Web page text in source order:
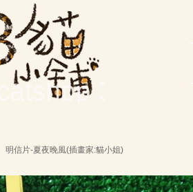
明信片-夏夜晚風(插畫家:貓小姐)